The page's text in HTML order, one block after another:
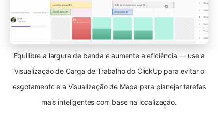
Equilibre a largura de banda e aumente a eficiência — use a
Visualização de Carga de Trabalho do ClickUp para evitar o
esgotamento e a Visualização de Mapa para planejar tarefas
mais inteligentes com base na localização.